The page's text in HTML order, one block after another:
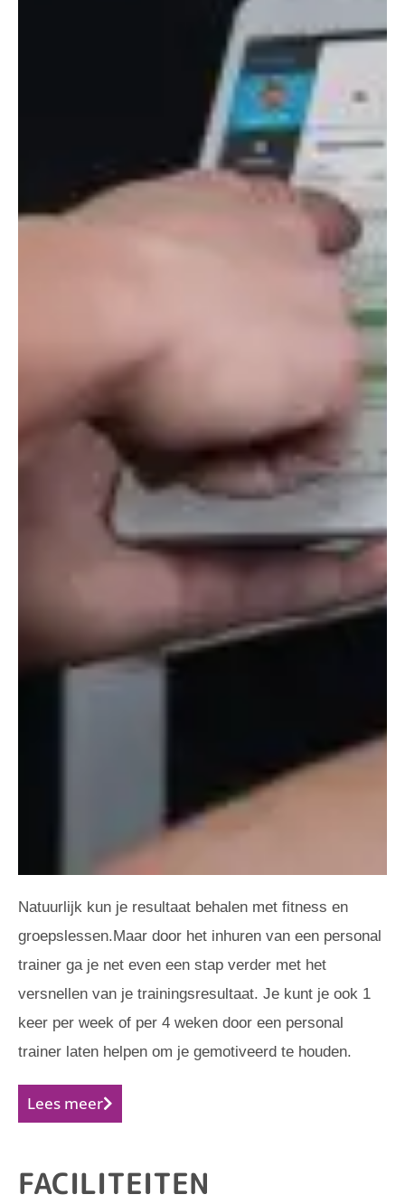
Natuurlijk kun je resultaat behalen met fitness en
groepslessen.Maar door het inhuren van een personal
trainer ga je net even een stap verder met het
versnellen van je trainingsresultaat. Je kunt je ook 1
keer per week of per 4 weken door een personal
trainer laten helpen om je gemotiveerd te houden.
Lees meer
FACILITEITEN